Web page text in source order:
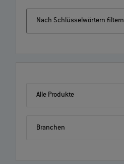
Nach Schlüsselwörtern filtern
Alle Produkte
Branchen
Alle Produkte